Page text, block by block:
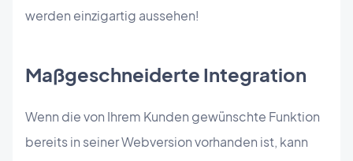
werden einzigartig aussehen!
Maßgeschneiderte Integration
Wenn die von Ihrem Kunden gewünschte Funktion
bereits in seiner Webversion vorhanden ist, kann